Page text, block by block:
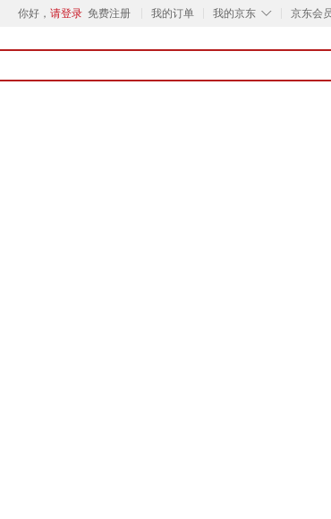
你好， 请登录 免费注册 我的订单 ◇
我的京东 京东会